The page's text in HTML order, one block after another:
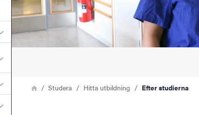
Undermeny för Ämnesområden
Undermeny för Anmälan, behörighet och antagning
Undermeny för Livet som student
Undermeny för Efter studierna
LänkstigHemStudera Hitta utbildning Efter studierna